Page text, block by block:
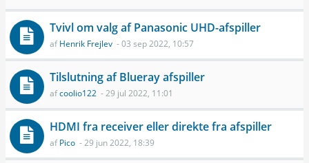
Tvivl om valg af Panasonic UHD-afspiller
afHenrik Frejlev - 03 sep 2022, 10:57
Tilslutning af Blueray afspiller
afcoolio122 - 29 jul 2022, 11:01
HDMI fra receiver eller direkte fra afspiller
afPico - 29 jun 2022, 18:39